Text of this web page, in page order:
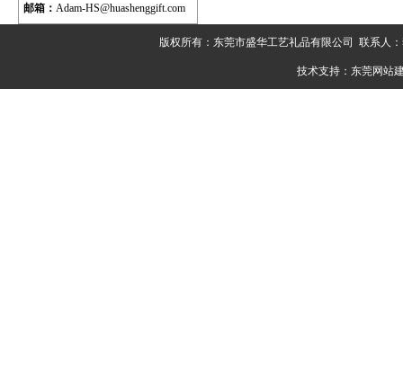
邮箱： Adam-HS@huashenggift.com
版权所有：东莞市盛华工艺礼品有限公司 联系人
技术支持： 东莞网站